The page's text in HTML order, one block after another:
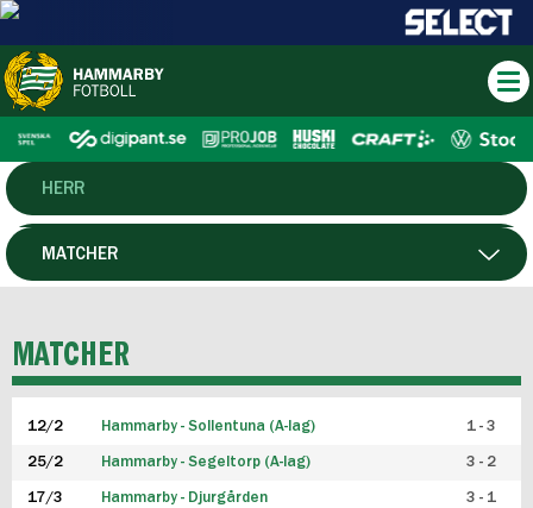
HERR
DAM
P19
F19
FUTSAL HERR
MATCHER
MATCHER
12/2 Hammarby - Sollentuna (A-lag) 1 - 3
25/2 Hammarby - Segeltorp (A-lag) 3 - 2
17/3 Hammarby - Djurgården 3 - 1